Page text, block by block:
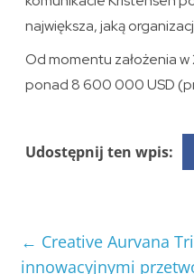
największa, jaką
Od momentu założenia w
ponad 8 600 000 USD
Udostępnij ten wpis:
← Creative Aurvana
innowacyjnymi